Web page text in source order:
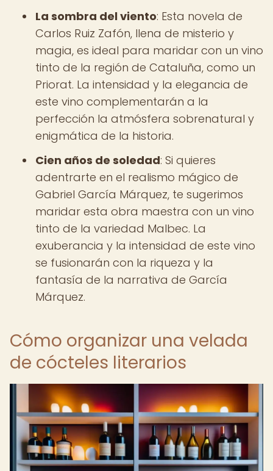
La sombra del viento: Esta novela de
Carlos Ruiz Zafón, llena de misterio y
magia, es ideal para maridar con un vino
tinto de la región de Cataluña, como un
Priorat. La intensidad y la elegancia de
este vino complementarán a la
perfección la atmósfera sobrenatural y
enigmática de la historia.
Cien años de soledad: Si quieres
adentrarte en el realismo mágico de
Gabriel García Márquez, te sugerimos
maridar esta obra maestra con un vino
tinto de la variedad Malbec. La
exuberancia y la intensidad de este vino
se fusionarán con la riqueza y la
fantasía de la narrativa de García
Márquez.
Cómo organizar una velada
de cócteles literarios